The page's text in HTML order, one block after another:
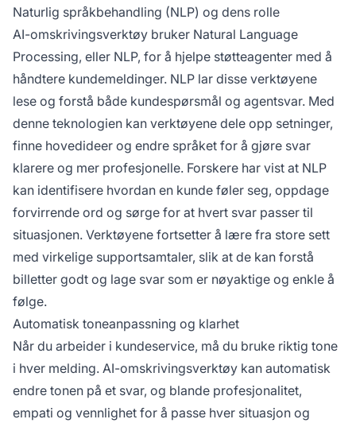
Naturlig språkbehandling (NLP) og dens rolle
AI-omskrivingsverktøy bruker Natural Language
Processing, eller NLP, for å hjelpe støtteagenter med å
håndtere kundemeldinger. NLP lar disse verktøyene
lese og forstå både kundespørsmål og agentsvar. Med
denne teknologien kan verktøyene dele opp setninger,
finne hovedideer og endre språket for å gjøre svar
klarere og mer profesjonelle. Forskere har vist at NLP
kan identifisere hvordan en kunde føler seg, oppdage
forvirrende ord og sørge for at hvert svar passer til
situasjonen. Verktøyene fortsetter å lære fra store sett
med virkelige supportsamtaler, slik at de kan forstå
billetter godt og lage svar som er nøyaktige og enkle å
følge.
Automatisk toneanpassning og klarhet
Når du arbeider i kundeservice, må du bruke riktig tone
i hver melding. AI-omskrivingsverktøy kan automatisk
endre tonen på et svar, og blande profesjonalitet,
empati og vennlighet for å passe hver situasjon og